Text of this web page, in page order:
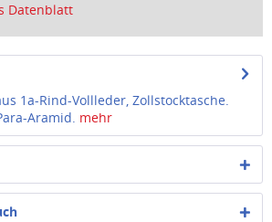
Datenblatt
1a-Rind-Vollleder, Zollstocktasche.
Aramid. mehr